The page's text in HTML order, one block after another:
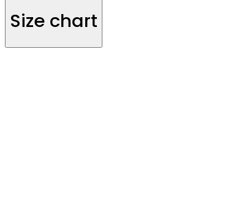
Size chart